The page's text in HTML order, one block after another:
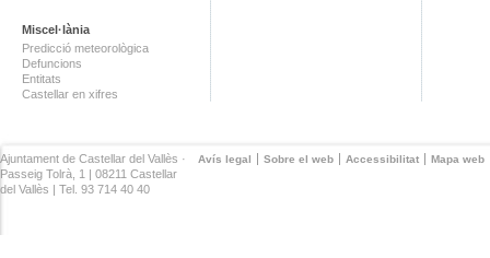
Miscel·lània
Predicció meteorològica
Defuncions
Entitats
Castellar en xifres
Avís legal Sobre el web Accessibilitat Mapa web
Ajuntament de Castellar del Vallès ·
Passeig Tolrà, 1 | 08211 Castellar
del Vallès | Tel. 93 714 40 40